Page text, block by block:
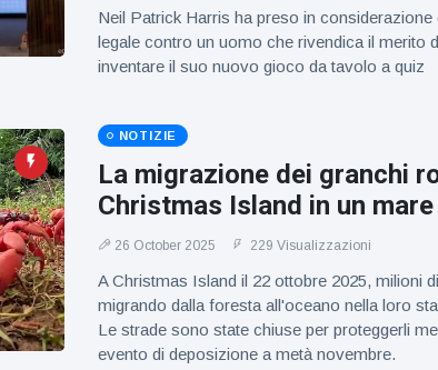
Neil Patrick Harris ha preso in considerazione
legale contro un uomo che rivendica il merito
inventare il suo nuovo gioco da tavolo a quiz
NOTIZIE
La migrazione dei granchi
Christmas Island in un
26 October 2025 229 Visualizzazioni
A Christmas Island il 22 ottobre 2025, milioni
migrando dalla foresta all'oceano nella loro
Le strade sono state chiuse per proteggerli
evento di deposizione a metà novembre.